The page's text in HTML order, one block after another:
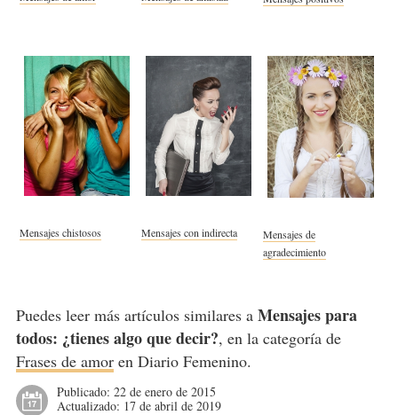
Mensajes chistosos Mensajes con indirecta
Mensajes de
agradecimiento
Puedes leer más artículos similares a Mensajes para
todos: ¿tienes algo que decir?, en la categoría de
Frases de amoren Diario Femenino.
Publicado: 22 de enero de 2015
Actualizado: 17 de abril de 2019